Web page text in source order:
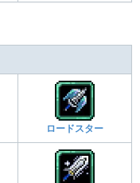
ロードスター